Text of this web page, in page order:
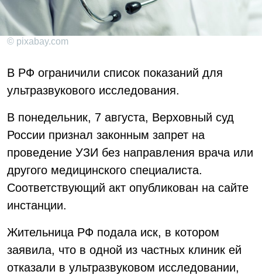
© pixabay.com
В РФ ограничили список показаний для
ультразвукового исследования.
В понедельник, 7 августа, Верховный суд
России признал законным запрет на
проведение УЗИ без направления врача или
другого медицинского специалиста.
Соответствующий акт опубликован на сайте
инстанции.
Жительница РФ подала иск, в котором
заявила, что в одной из частных клиник ей
отказали в ультразвуковом исследовании,